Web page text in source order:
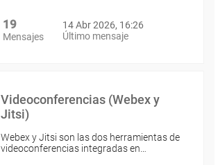
19
Mensajes
14 Abr 2026, 16:26
Último mensaje
Videoconferencias (Webex y
Jitsi)
Webex y Jitsi son las dos herramientas de
videoconferencias integradas en…